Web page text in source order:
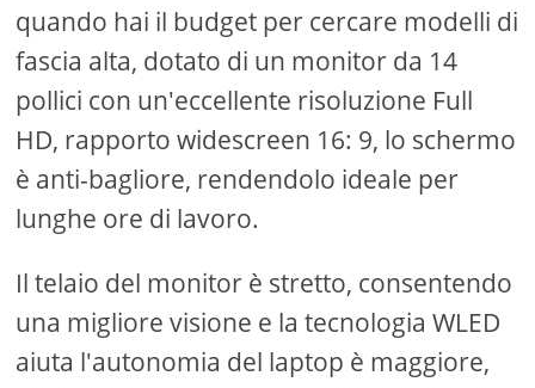
quando hai il budget per cercare modelli di
fascia alta, dotato di un monitor da 14
pollici con un'eccellente risoluzione Full
HD, rapporto widescreen 16: 9, lo schermo
è anti-bagliore, rendendolo ideale per
lunghe ore di lavoro.
Il telaio del monitor è stretto, consentendo
una migliore visione e la tecnologia WLED
aiuta l'autonomia del laptop è maggiore,